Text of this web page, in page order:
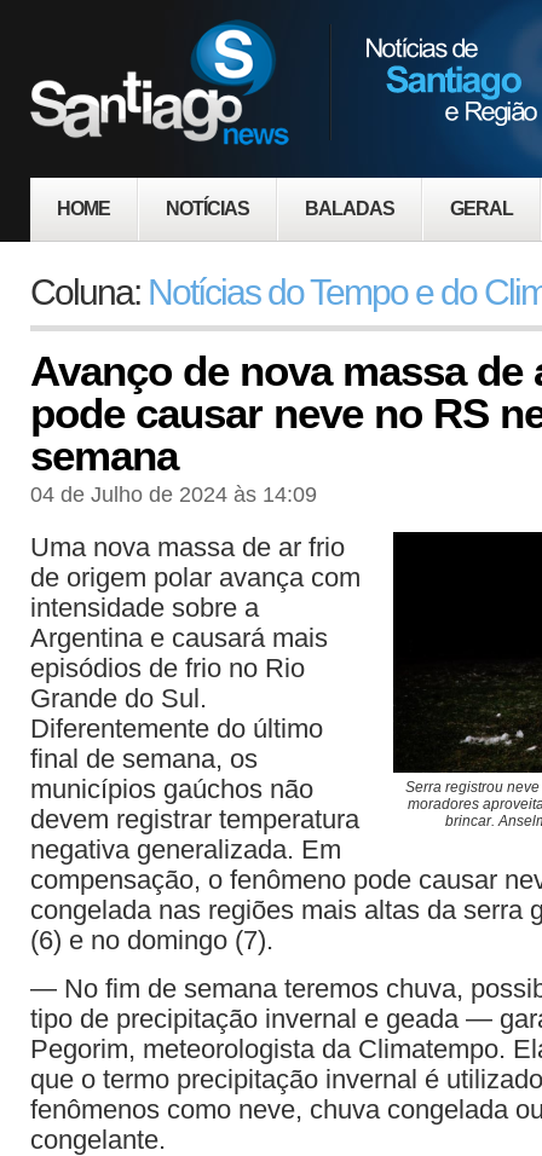
HOME NOTÍCIAS BALADAS GERAL
Coluna: Notícias do Tempo e do
Avanço de nova massa de
pode causar neve no RS
semana
04 de Julho de 2024 às 14:09
Serra registrou
moradores
brincar.
Uma nova massa de ar frio
de origem polar avança com
intensidade sobre a
Argentina e causará mais
episódios de frio no Rio
Grande do Sul.
Diferentemente do último
final de semana, os
municípios gaúchos não
devem registrar temperatura
negativa generalizada. Em
compensação, o fenômeno pode causar
congelada nas regiões mais altas da serra
(6) e no domingo (7).
— No fim de semana teremos chuva,
tipo de precipitação invernal e geada —
Pegorim, meteorologista da Climatempo.
que o termo precipitação invernal é
fenômenos como neve, chuva congelada
congelante.